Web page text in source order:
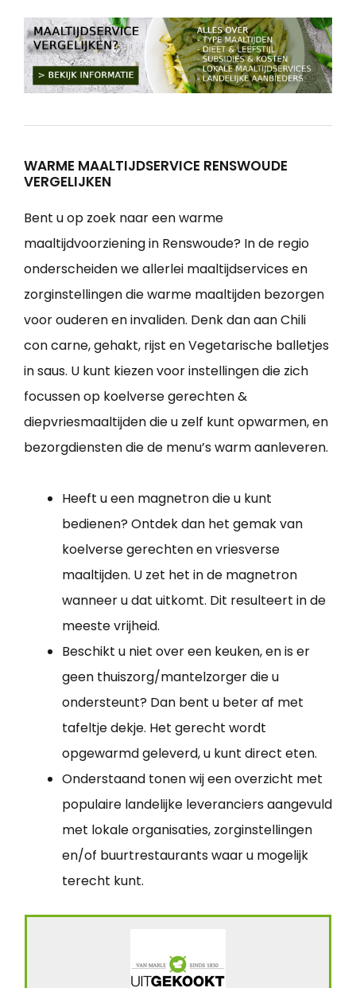
WARME MAALTIJDSERVICE RENSWOUDE
VERGELIJKEN
Bent u op zoek naar een warme
maaltijdvoorziening in Renswoude? In de regio
onderscheiden we allerlei maaltijdservices en
zorginstellingen die warme maaltijden bezorgen
voor ouderen en invaliden. Denk dan aan Chili
con carne, gehakt, rijst en Vegetarische balletjes
in saus. U kunt kiezen voor instellingen die zich
focussen op koelverse gerechten &
diepvriesmaaltijden die u zelf kunt opwarmen, en
bezorgdiensten die de menu’s warm aanleveren.
Heeft u een magnetron die u kunt
bedienen? Ontdek dan het gemak van
koelverse gerechten en vriesverse
maaltijden. U zet het in de magnetron
wanneer u dat uitkomt. Dit resulteert in de
meeste vrijheid.
Beschikt u niet over een keuken, en is er
geen thuiszorg/mantelzorger die u
ondersteunt? Dan bent u beter af met
tafeltje dekje. Het gerecht wordt
opgewarmd geleverd, u kunt direct eten.
Onderstaand tonen wij een overzicht met
populaire landelijke leveranciers aangevuld
met lokale organisaties, zorginstellingen
en/of buurtrestaurants waar u mogelijk
terecht kunt.